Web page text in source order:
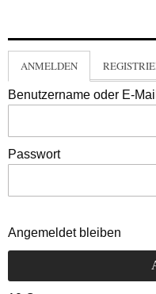
ANMELDEN
Benutzername oder E-
Passwort
Angemeldet bleiben